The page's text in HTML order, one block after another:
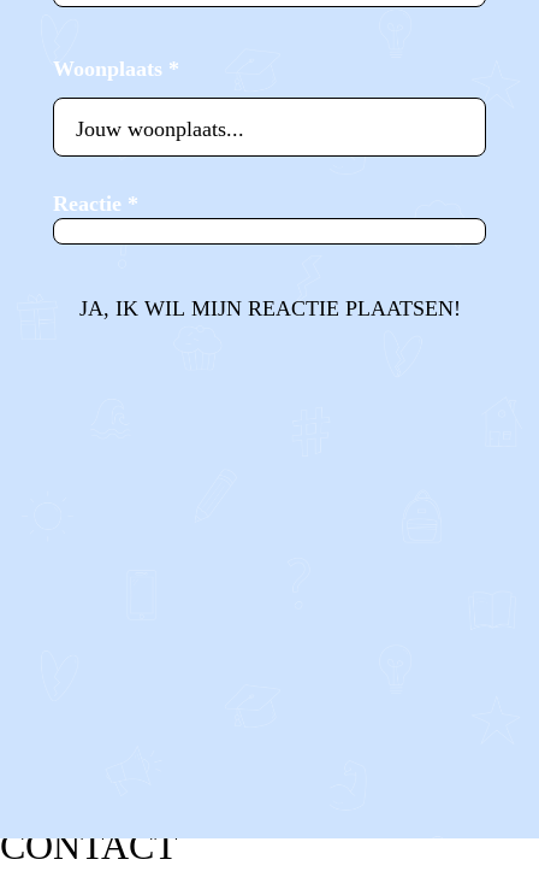
Woonplaats *
Reactie *
JA, IK WIL MIJN REACTIE PLAATSEN!
CONTACT